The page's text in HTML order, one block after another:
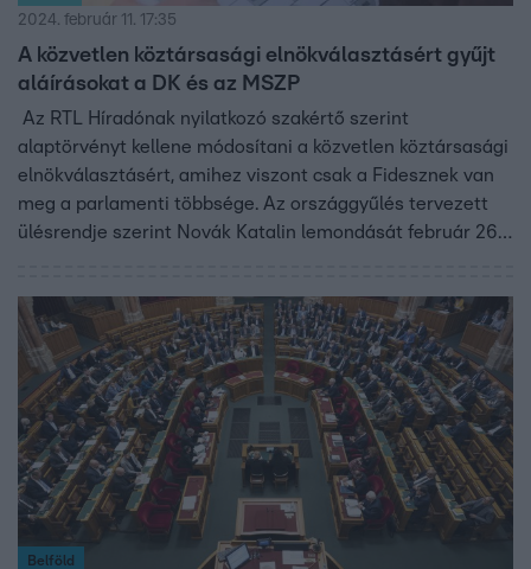
2024. február 11. 17:35
A közvetlen köztársasági elnökválasztásért gyűjt
aláírásokat a DK és az MSZP
Az RTL Híradónak nyilatkozó szakértő szerint
alaptörvényt kellene módosítani a közvetlen köztársasági
elnökválasztásért, amihez viszont csak a Fidesznek van
meg a parlamenti többsége. Az országgyűlés tervezett
ülésrendje szerint Novák Katalin lemondását február 26-
Belföld